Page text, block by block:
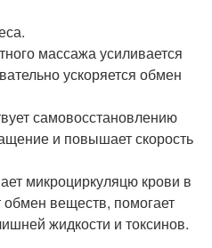
массажа усиливается
ускоряется обмен
самовосстановлению
и повышает скорость
микроциркуляцю крови в
веществ, помогает
жидкости и токсинов.